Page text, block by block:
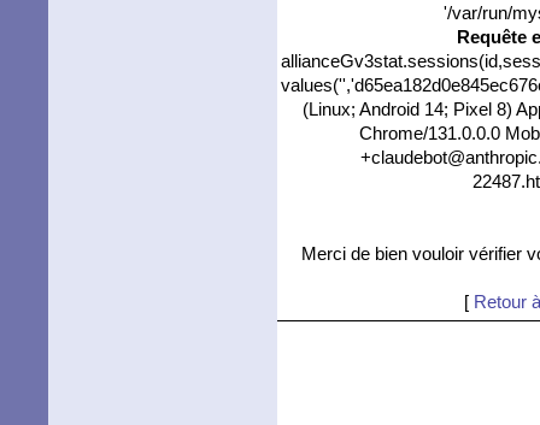
'/var/run/
Requête
(Linux; Android 14; Pixel 8)
Chrome/131.0.0.0
Merci de bien vouloir vérifier
[ Retour